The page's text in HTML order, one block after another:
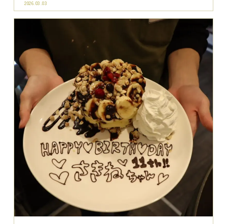
ランチ、カフェなどでバースデーサプライズ...
2026.02.26